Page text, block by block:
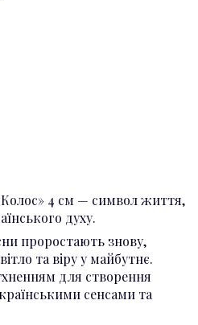
4 см — символ життя,
духу.
проростають знову,
та віру у майбутнє.
для створення
сенсами та